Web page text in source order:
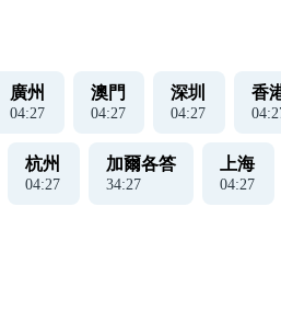
廣州
04:27
澳門
04:27
深圳
04:27
香
04:
杭州
04:27
加爾各答
34:27
上海
04:27